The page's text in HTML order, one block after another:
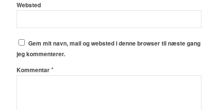
Websted
Gem mit navn, mail og websted i denne browser til næste gang
jeg kommenterer.
Kommentar*